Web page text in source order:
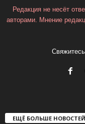
Редакция не несёт
авторами. Мнение
ЕЩЁ БОЛЬШЕ НОВОСТЕЙ